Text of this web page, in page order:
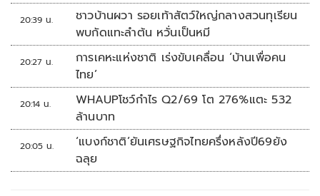
20:39 น.
ชาวบ้านผวา รอยเท้าสัตว์ใหญ่กลางสวนทุเรียน
พบกัดแทะลำต้น หวั่นเป็นหมี
20:27 น.
การเคหะแห่งชาติ เร่งขับเคลื่อน ‘บ้านเพื่อคน
ไทย’
20:14 น.
WHAUPโชว์กำไร Q2/69 โต 276%แตะ 532
ล้านบาท
20:05 น.
‘แบงก์ชาติ’ยันเศรษฐกิจไทยครึ่งหลังปี69ยัง
ฉลุย